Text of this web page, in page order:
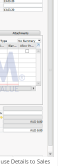
Details to Sales